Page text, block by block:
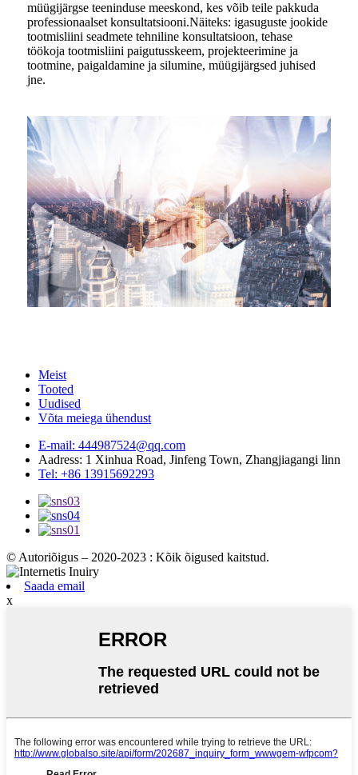
müügijärgse teeninduse meeskond, kes võib teile pakkuda
professionaalset konsultatsiooni.Näiteks: igasuguste jookide
tootmisliini seadmete tehniline konsultatsioon, tehase
töökoja tootmisliini paigutusskeem, projekteerimine ja
tootmine, paigaldamine ja silumine, müügijärgsed juhised
jne.
Meist
Tooted
Uudised
Võta meiega ühendust
E-mail: 444987524@qq.com
Aadress: 1 Xinhua Road, Jinfeng Town, Zhangjiagangi linn
Tel: +86 13915692293
© Autoriõigus – 2020-2023 : Kõik õigused kaitstud.
Saada email
x